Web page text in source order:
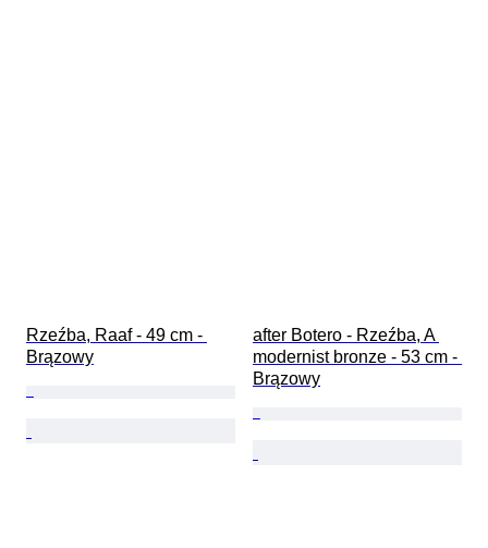
Rzeźba, Raaf - 49 cm -
Brązowy
after Botero - Rzeźba, A
modernist bronze - 53 cm -
Brązowy